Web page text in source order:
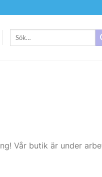
Sök
Vår butik är under